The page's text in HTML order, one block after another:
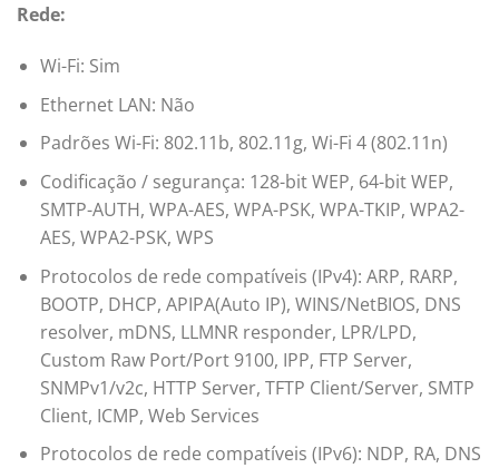
Rede:
Wi-Fi: Sim
Ethernet LAN: Não
Padrões Wi-Fi: 802.11b, 802.11g, Wi-Fi 4 (802.11n)
Codificação / segurança: 128-bit WEP, 64-bit WEP,
SMTP-AUTH, WPA-AES, WPA-PSK, WPA-TKIP, WPA2-
AES, WPA2-PSK, WPS
Protocolos de rede compatíveis (IPv4): ARP, RARP,
BOOTP, DHCP, APIPA(Auto IP), WINS/NetBIOS, DNS
resolver, mDNS, LLMNR responder, LPR/LPD,
Custom Raw Port/Port 9100, IPP, FTP Server,
SNMPv1/v2c, HTTP Server, TFTP Client/Server, SMTP
Client, ICMP, Web Services
Protocolos de rede compatíveis (IPv6): NDP, RA, DNS